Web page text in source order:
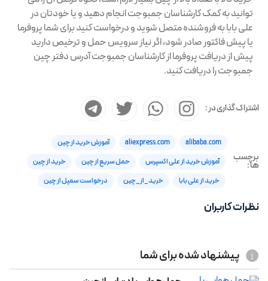
توانید به کمک کارشناسان جمبوجت انجام دهید و یا خودتان در
علی بابا به فروشنده متصل شوید و درخواست کنید برای شما پروفرما
یا پیش فاکتور صادر شود، اگر نیاز سرویس حمل و ترخیص دارید
پیش از دریافت پروفرما از کارشناسان جمبوجت آدرس دفتر چین
جمبوجت را دریافت کنید.
اشتراک گذاری در :
برچسب
ها :
alibaba.com
aliexpress.com
آموزش خرید از چین
آموزش خرید از علی اکسپرس
حمل سریع از چین
خرید از چین
خرید از علی بابا
خرید_از_چین درخواست سمپل از چین
نظرات کاربران
پیشنهاد شده برای شما